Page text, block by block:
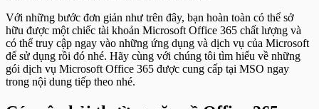
Với những bước đơn giản như trên đây, bạn hoàn toàn có thể sở
hữu được một chiếc tài khoản Microsoft Office 365 chất lượng và
có thể truy cập ngay vào những ứng dụng và dịch vụ của Microsoft
để sử dụng rồi đó nhé. Hãy cùng với chúng tôi tìm hiểu về những
gói dịch vụ Microsoft Office 365 được cung cấp tại MSO ngay
trong nội dung tiếp theo nhé.